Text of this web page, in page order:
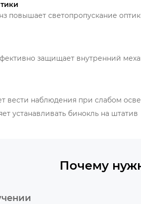
повышает светопропускание
защищает внутренний
вести наблюдения при слабом
устанавливать бинокль на штатив
Почему